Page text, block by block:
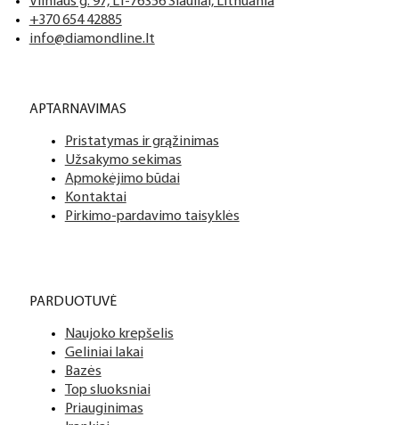
+370 654 42885
info@diamondline.lt
APTARNAVIMAS
Pristatymas ir grąžinimas
Užsakymo sekimas
Apmokėjimo būdai
Kontaktai
Pirkimo-pardavimo taisyklės
PARDUOTUVĖ
Naujoko krepšelis
Geliniai lakai
Bazės
Top sluoksniai
Priauginimas